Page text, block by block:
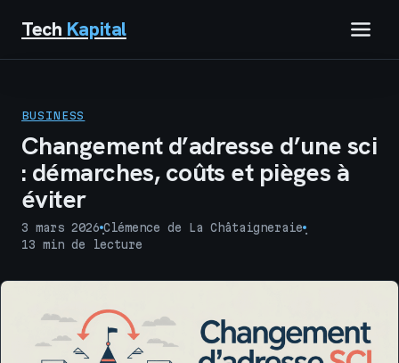
Tech Kapital
BUSINESS
MARKETING
BUSINESS
Changement d’adresse d’une sci
: démarches, coûts et pièges à
éviter
3 mars 2026
·
Clémence de La Châtaigneraie
·
13 min de lecture